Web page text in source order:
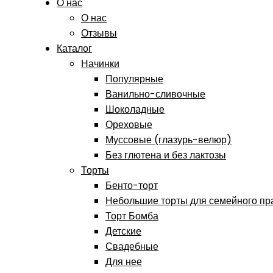
О нас
О нас
Отзывы
Каталог
Начинки
Популярные
Ванильно-сливочные
Шоколадные
Ореховые
Муссовые (глазурь-велюр)
Без глютена и без лактозы
Торты
Бенто-торт
Небольшие торты для семейного
Торт Бомба
Детские
Свадебные
Для нее